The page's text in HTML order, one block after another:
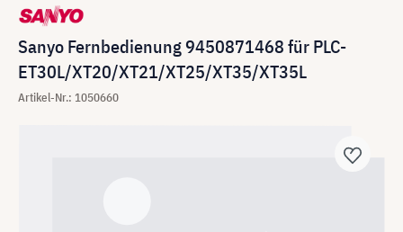
Sanyo Fernbedienung 9450871468 für PLC-
ET30L/XT20/XT21/XT25/XT35/XT35L
Artikel-Nr.: 1050660